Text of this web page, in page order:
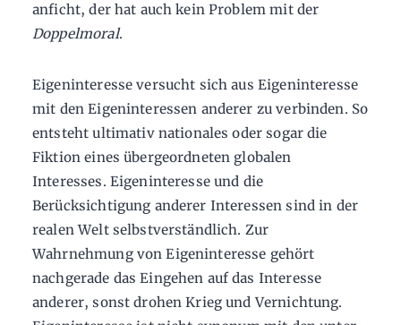
anficht, der hat auch kein Problem mit der
Doppelmoral.
Eigeninteresse versucht sich aus Eigeninteresse
mit den Eigeninteressen anderer zu verbinden. So
entsteht ultimativ nationales oder sogar die
Fiktion eines übergeordneten globalen
Interesses. Eigeninteresse und die
Berücksichtigung anderer Interessen sind in der
realen Welt selbstverständlich. Zur
Wahrnehmung von Eigeninteresse gehört
nachgerade das Eingehen auf das Interesse
anderer, sonst drohen Krieg und Vernichtung.